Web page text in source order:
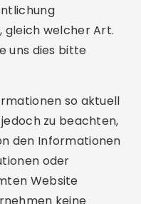
gleich welcher Art.
uns dies bitte
so aktuell
zu beachten,
den Informationen
oder
Website